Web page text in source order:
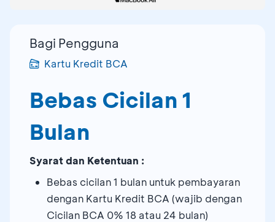
Bagi Pengguna
Kartu Kredit BCA
Bebas Cicilan 1
Bulan
Syarat dan Ketentuan :
Bebas cicilan 1 bulan untuk pembayaran
dengan Kartu Kredit BCA (wajib dengan
Cicilan BCA 0% 18 atau 24 bulan)